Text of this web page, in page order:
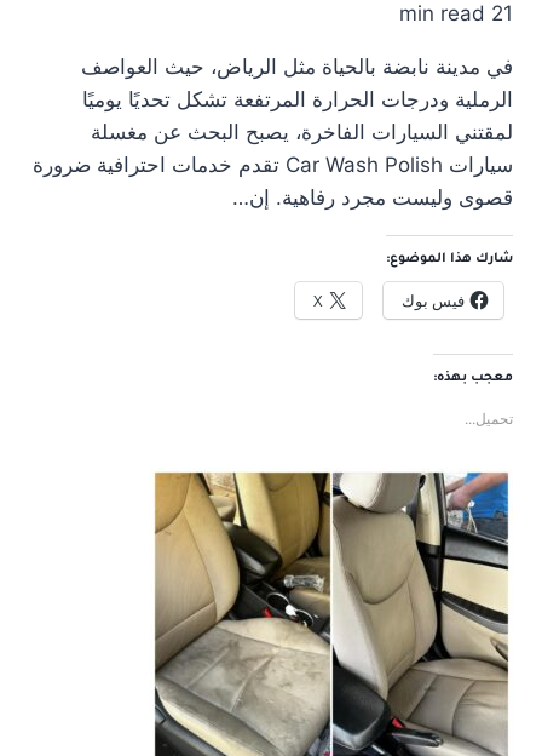
21 min read
في مدينة نابضة بالحياة مثل الرياض، حيث العواصف
الرملية ودرجات الحرارة المرتفعة تشكل تحديًا يوميًا
لمقتني السيارات الفاخرة، يصبح البحث عن مغسلة
سيارات Car Wash Polish تقدم خدمات احترافية ضرورة
قصوى وليست مجرد رفاهية. إن…
شارك هذا الموضوع:
فيس بوك X
معجب بهذه:
تحميل...